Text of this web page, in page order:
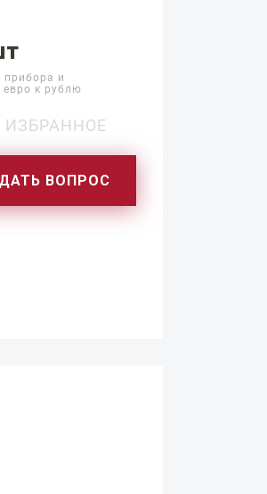
прибора и
евро к рублю
ИЗБРАННОЕ
ВОПРОС